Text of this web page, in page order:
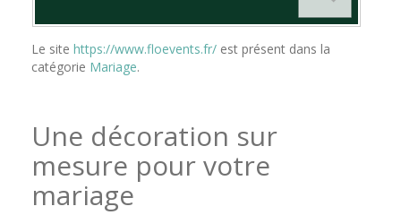
Le site https://www.floevents.fr/ est présent dans la
catégorie Mariage.
Une décoration sur
mesure pour votre
mariage